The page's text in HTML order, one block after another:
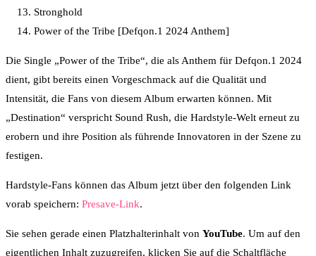
Stronghold
Power of the Tribe [Defqon.1 2024 Anthem]
Die Single „Power of the Tribe“, die als Anthem für Defqon.1 2024
dient, gibt bereits einen Vorgeschmack auf die Qualität und
Intensität, die Fans von diesem Album erwarten können. Mit
„Destination“ verspricht Sound Rush, die Hardstyle-Welt erneut zu
erobern und ihre Position als führende Innovatoren in der Szene zu
festigen.
Hardstyle-Fans können das Album jetzt über den folgenden Link
vorab speichern: Presave-Link.
Sie sehen gerade einen Platzhalterinhalt von YouTube. Um auf den
eigentlichen Inhalt zuzugreifen, klicken Sie auf die Schaltfläche